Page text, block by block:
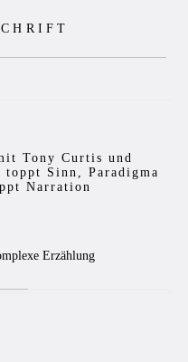
Tony Curtis und
Sinn, Paradigma
Narration
Erzählung